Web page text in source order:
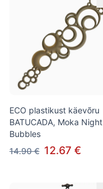
ECO plastikust käevõru
BATUCADA, Moka Night
Bubbles
14.90 € 12.67 €